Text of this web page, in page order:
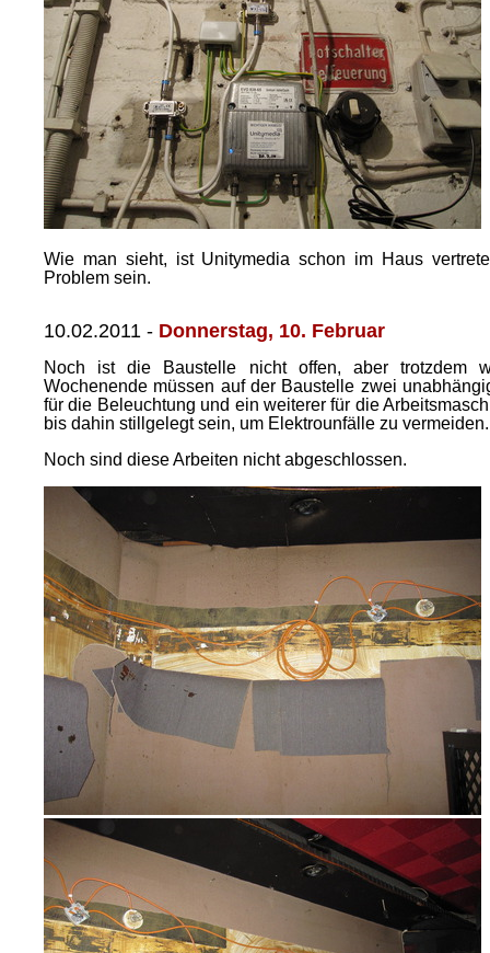
Wie man sieht, ist Unitymedia schon im Haus
Problem sein.
10.02.2011 - Donnerstag, 10. Februar
Noch ist die Baustelle nicht offen, aber trotzdem
Wochenende müssen auf der Baustelle zwei
für die Beleuchtung und ein weiterer für die
bis dahin stillgelegt sein, um Elektrounfälle zu vermeiden.
Noch sind diese Arbeiten nicht abgeschlossen.